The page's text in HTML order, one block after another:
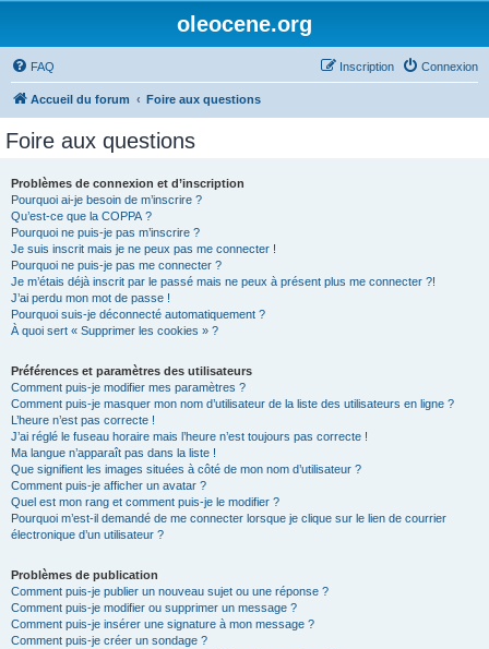
oleocene.org
FAQ Connexion
Inscription
Accueil du forum Foire aux questions
Foire aux questions
Problèmes de connexion et d’inscription
Pourquoi ai-je besoin de m’inscrire ?
Qu’est-ce que la COPPA ?
Pourquoi ne puis-je pas m’inscrire ?
Je suis inscrit mais je ne peux pas me connecter !
Pourquoi ne puis-je pas me connecter ?
Je m’étais déjà inscrit par le passé mais ne peux à présent plus me connecter ?!
J’ai perdu mon mot de passe !
Pourquoi suis-je déconnecté automatiquement ?
À quoi sert « Supprimer les cookies » ?
Préférences et paramètres des utilisateurs
Comment puis-je modifier mes paramètres ?
Comment puis-je masquer mon nom d’utilisateur de la liste des utilisateurs en ligne ?
L’heure n’est pas correcte !
J’ai réglé le fuseau horaire mais l’heure n’est toujours pas correcte !
Ma langue n’apparaît pas dans la liste !
Que signifient les images situées à côté de mon nom d’utilisateur ?
Comment puis-je afficher un avatar ?
Quel est mon rang et comment puis-je le modifier ?
Pourquoi m’est-il demandé de me connecter lorsque je clique sur le lien de courrier
électronique d’un utilisateur ?
Problèmes de publication
Comment puis-je publier un nouveau sujet ou une réponse ?
Comment puis-je modifier ou supprimer un message ?
Comment puis-je insérer une signature à mon message ?
Comment puis-je créer un sondage ?